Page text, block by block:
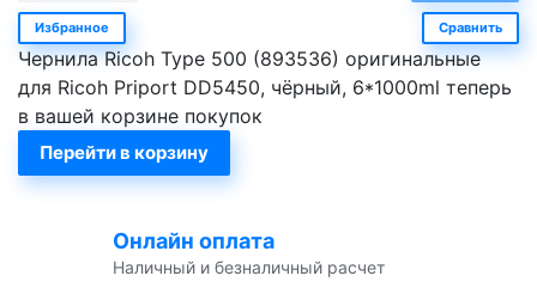
Избранное Сравнить
Чернила Ricoh Type 500 (893536) оригинальные
для Ricoh Priport DD5450, чёрный, 6*1000ml теперь
в вашей корзине покупок
Перейти в корзину
Онлайн оплата
Наличный и безналичный расчет